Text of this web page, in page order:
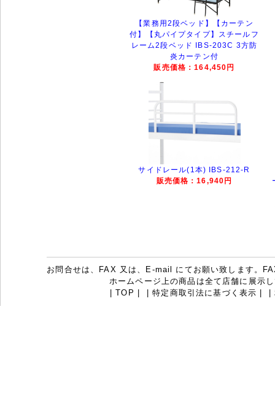
【業務用2段ベッド】【カーテン
付】【丸パイプタイプ】スチールフ
レーム2段ベッド IBS-203C 3方防
炎カーテン付
販売価格：164,450円
サイドレール(1本) IBS-212-R
販売価格：16,940円
お問合せは、FAX 又は、E-mail にてお願い致します。
ホームページ上の商品は全て店舗に展示
|TOP | |特定商取引法に基づく表示 | |